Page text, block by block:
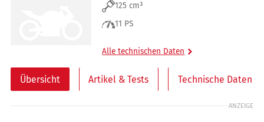
125 cm³
11 PS
Alle technischen Daten
Übersicht Artikel & Tests Technische Daten
ANZEIGE